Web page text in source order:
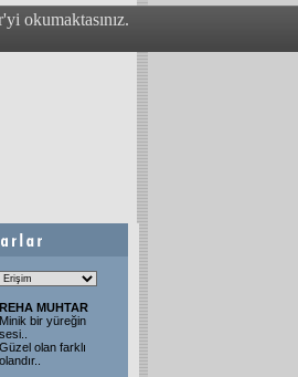
okumaktasınız.
REHA MUHTAR
Minik bir yüreğin
sesi..
Güzel olan farklı
olandır..